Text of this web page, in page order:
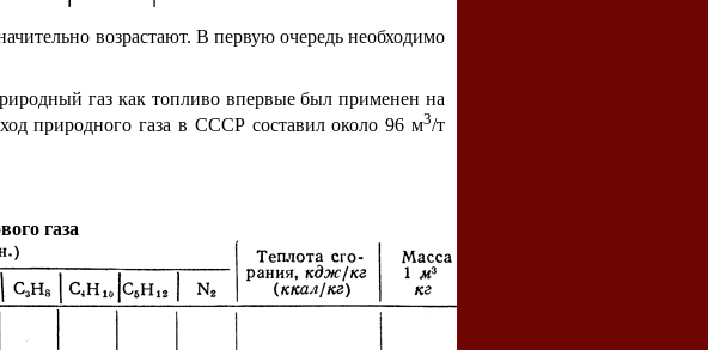
возрастают. В первую очередь необходимо
газ как топливо впервые был применен на
природного газа в СССР составил около 96 м3/т
газа